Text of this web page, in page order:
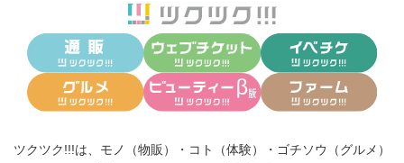
ツクツク!!!は、 モノ（物販） ・ コト（体験） ・ ゴチソウ（グルメ）